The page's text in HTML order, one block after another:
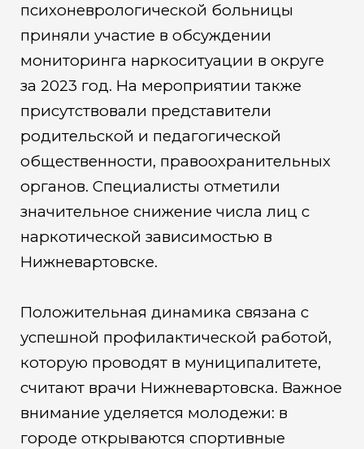
психоневрологической больницы
приняли участие в обсуждении
мониторинга наркоситуации в округе
за 2023 год. На мероприятии также
присутствовали представители
родительской и педагогической
общественности, правоохранительных
органов. Специалисты отметили
значительное снижение числа лиц с
наркотической зависимостью в
Нижневартовске.
Положительная динамика связана с
успешной профилактической работой,
которую проводят в муниципалитете,
считают врачи Нижневартовска. Важное
внимание уделяется молодежи: в
городе открываются спортивные